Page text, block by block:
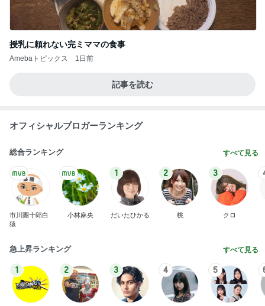
授乳に頼れない完ミママの食事
Amebaトピックス 1日前
記事を読む
オフィシャルブロガーランキング
総合ランキング すべて見る
市川團十郎白
猿
小林麻央
1
だいたひかる
2
桃
3
クロ
急上昇ランキング すべて見る
1 2 3 4 5